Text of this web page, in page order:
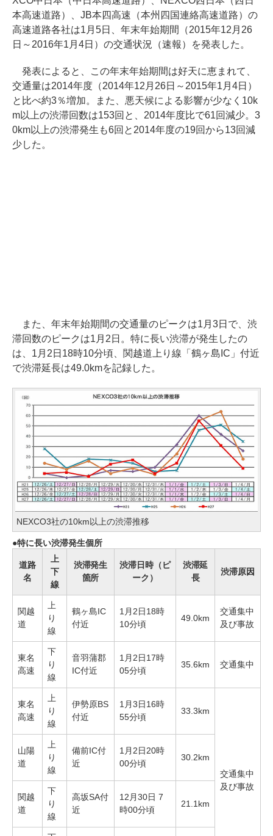
本高速道路）、JB本四高速（本州四国連絡高速道路）の
高速道路各社は1月5日、年末年始期間（2015年12月26
日～2016年1月4日）の交通状況（速報）を発表した。
発表によると、この年末年始期間は好天に恵まれて、
交通量は2014年度（2014年12月26日～2015年1月4日）
と比べ約3％増加。また、悪天候による影響が少なく10k
m以上の渋滞回数は153回と、2014年度比で61回減少。3
0km以上の渋滞発生も6回と2014年度の19回から13回減
少した。
また、年末年始期間の交通量のピークは1月3日で、渋
滞回数のピークは1月2日。特に長い渋滞が発生したの
は、1月2日18時10分頃、関越道上り線「鶴ヶ島IC」付近
で渋滞延長は49.0kmを記録した。
NEXCO3社の10km以上の渋滞推移
特に長い渋滞発生個所
道路
名
上
下
線
渋滞発生
箇所
渋滞日時（ピ
ーク）
渋滞延
長
渋滞原因
関越
道
上
り
線
鶴ヶ島IC
付近
1月2日18時
10分頃
49.0km
交通集中
及び事故
東名
高速
下
り
線
音羽蒲郡
IC付近
1月2日17時
05分頃
35.6km 交通集中
東名
高速
上
り
線
伊勢原BS
付近
1月3日16時
55分頃
33.3km
交通集中
及び事故
山陽
道
上
り
線
備前IC付
近
1月2日20時
00分頃
30.2km
関越
道
下
り
線
高坂SA付
近
12月30日 7
時00分頃
21.1km